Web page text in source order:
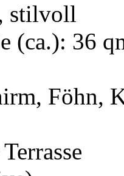
stilvoll
(ca.): 36
Föhn,